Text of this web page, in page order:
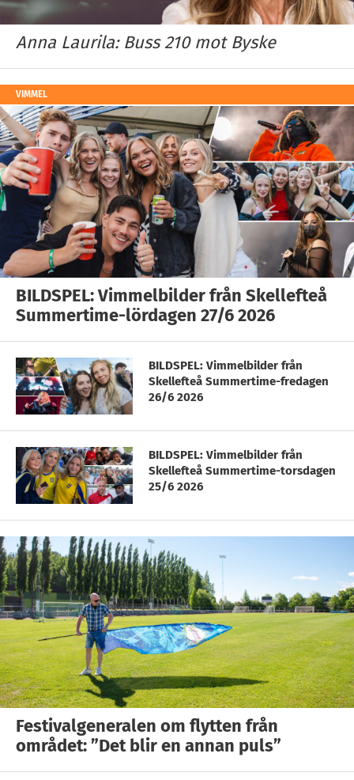
Anna Laurila: Buss 210 mot Byske
VIMMEL
BILDSPEL: Vimmelbilder från Skellefteå
Summertime-lördagen 27/6 2026
BILDSPEL: Vimmelbilder från
Skellefteå Summertime-fredagen
26/6 2026
BILDSPEL: Vimmelbilder från
Skellefteå Summertime-torsdagen
25/6 2026
Festivalgeneralen om flytten från
området: ”Det blir en annan puls”